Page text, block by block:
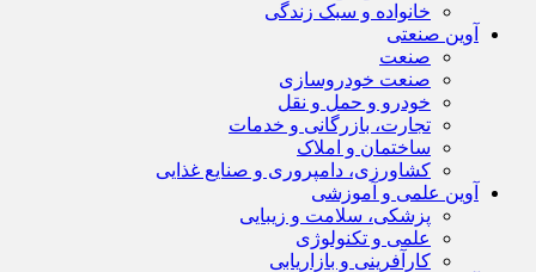
خانواده و سبک زندگی
آوین صنعتی
صنعت
صنعت خودروسازی
خودرو و حمل و نقل
تجارت، بازرگانی و خدمات
ساختمان و املاک
کشاورزی، دامپروری و صنایع غذایی
آوین علمی و آموزشی
پزشکی، سلامت و زیبایی
علمی و تکنولوژی
کارآفرینی و بازاریابی